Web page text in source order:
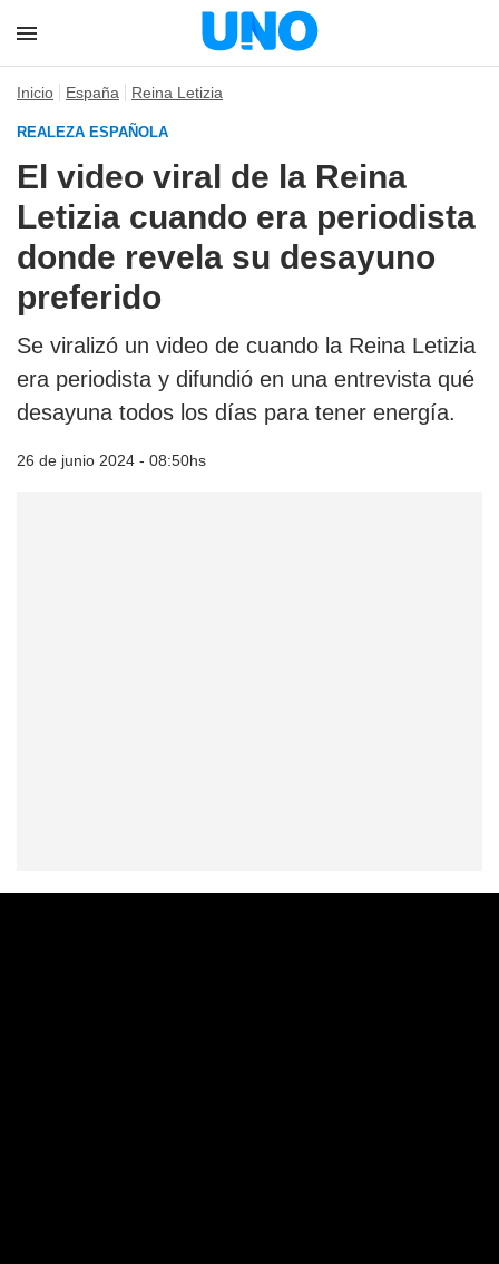
Inicio España Reina Letizia
REALEZA ESPAÑOLA
El video viral de la Reina
Letizia cuando era periodista
donde revela su desayuno
preferido
Se viralizó un video de cuando la Reina Letizia
era periodista y difundió en una entrevista qué
desayuna todos los días para tener energía.
26 de junio 2024 - 08:50hs